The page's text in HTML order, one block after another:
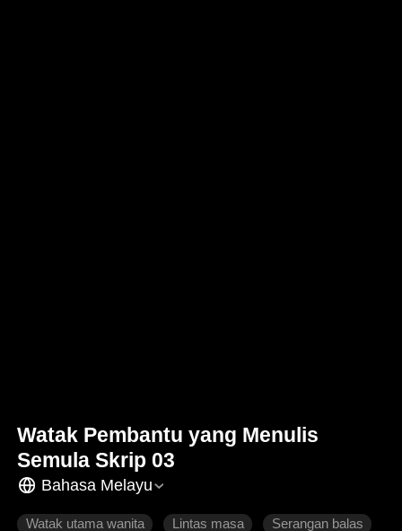
Watak Pembantu yang Menulis
Semula Skrip 03
Bahasa Melayu
Watak utama wanita Lintas masa Serangan balas